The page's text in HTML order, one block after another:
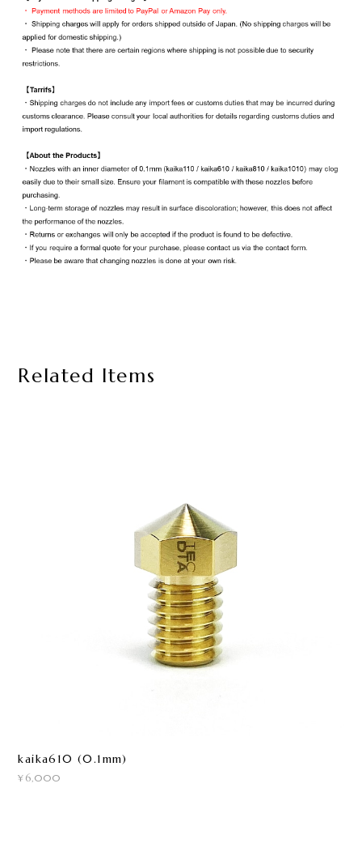
Related Items
kaika610 (0.1mm)
¥6,000